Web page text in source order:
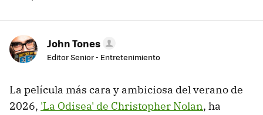
John Tones
Editor Senior - Entretenimiento
La película más cara y ambiciosa del verano de
2026, 'La Odisea' de Christopher Nolan, ha